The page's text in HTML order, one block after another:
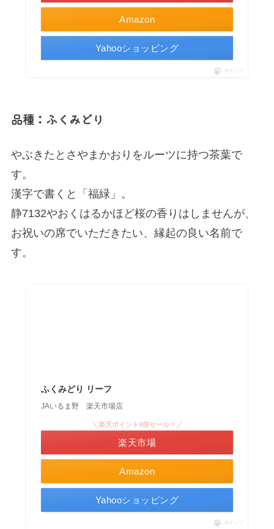
Amazon
Yahooショッピング
ポチップ
品種：ふくみどり
やぶきたとさやまかおりをルーツに持つ茶葉で
す。
漢字で書くと「福緑」。
静7132やおくはるかほど桜の香りはしませんが、
お祝いの席でいただきたい、縁起の良い名前で
す。
ふくみどり リーフ
JAいるま野 楽天市場店
Amazon
＼楽天ポイント4倍セール！／
楽天市場
Yahooショッピング
ポチップ